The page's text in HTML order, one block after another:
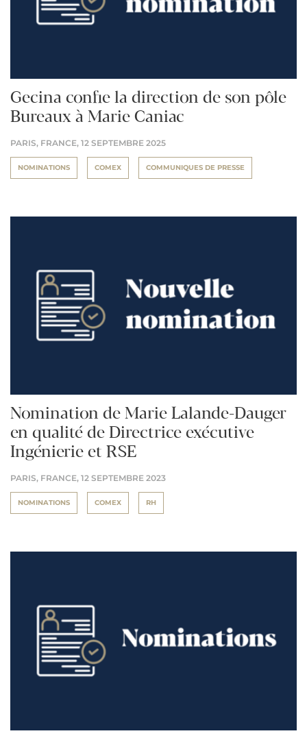
Gecina confie la direction de son pôle
Bureaux à Marie Caniac
PARIS, FRANCE, 12 SEPTEMBRE 2025
NOMINATIONS COMEX COMMUNIQUES DE PRESSE
Nomination de Marie Lalande-Dauger
en qualité de Directrice exécutive
Ingénierie et RSE
PARIS, FRANCE, 12 SEPTEMBRE 2023
NOMINATIONS COMEX RH